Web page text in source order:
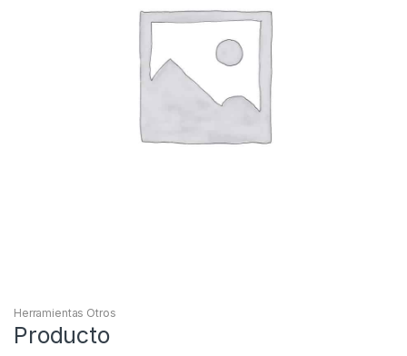
Herramientas Otros
Producto